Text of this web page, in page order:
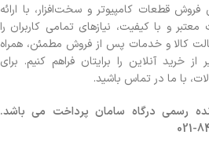
قطعات کامپیوتر و سخت‌افزار، با ارائه
و با کیفیت، نیازهای تمامی کاربران را
کالا و خدمات پس از فروش مطمئن، همراه
خرید آنلاین را برایتان فراهم کنیم. برای
با ما در تماس باشید.
رسمی درگاه سامان پرداخت می باشد.